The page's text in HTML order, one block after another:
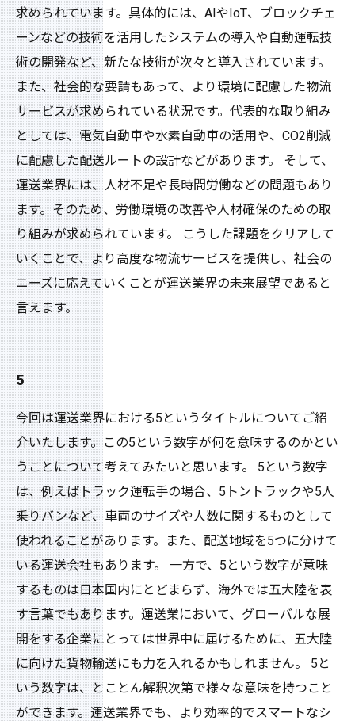
求められています。具体的には、AIやIoT、ブロックチェ
ーンなどの技術を活用したシステムの導入や自動運転技
術の開発など、新たな技術が次々と導入されています。
また、社会的な要請もあって、より環境に配慮した物流
サービスが求められている状況です。代表的な取り組み
としては、電気自動車や水素自動車の活用や、CO2削減
に配慮した配送ルートの設計などがあります。 そして、
運送業界には、人材不足や長時間労働などの問題もあり
ます。そのため、労働環境の改善や人材確保のための取
り組みが求められています。 こうした課題をクリアして
いくことで、より高度な物流サービスを提供し、社会の
ニーズに応えていくことが運送業界の未来展望であると
言えます。
5
今回は運送業界における5というタイトルについてご紹
介いたします。この5という数字が何を意味するのかとい
うことについて考えてみたいと思います。 5という数字
は、例えばトラック運転手の場合、5トントラックや5人
乗りバンなど、車両のサイズや人数に関するものとして
使われることがあります。また、配送地域を5つに分けて
いる運送会社もあります。 一方で、5という数字が意味
するものは日本国内にとどまらず、海外では五大陸を表
す言葉でもあります。運送業において、グローバルな展
開をする企業にとっては世界中に届けるために、五大陸
に向けた貨物輸送にも力を入れるかもしれません。 5と
いう数字は、とことん解釈次第で様々な意味を持つこと
ができます。運送業界でも、より効率的でスマートなシ